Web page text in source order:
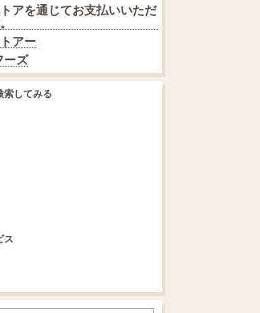
アを通じてお支払いいただ
アー
ーズ
してみる
ス